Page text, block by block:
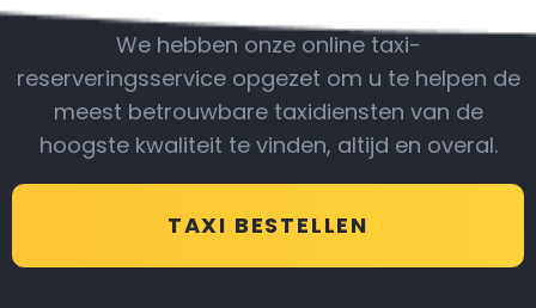
We hebben onze online taxi-
reserveringsservice opgezet om u te helpen de
meest betrouwbare taxidiensten van de
hoogste kwaliteit te vinden, altijd en overal.
TAXI BESTELLEN